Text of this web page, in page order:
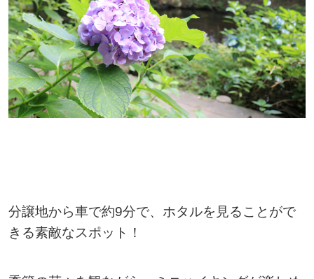
分譲地から車で約9分で、ホタルを見ることがで
きる素敵なスポット！